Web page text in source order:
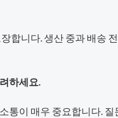
합니다. 생산 중과 배송
하세요.
통이 매우 중요합니다.